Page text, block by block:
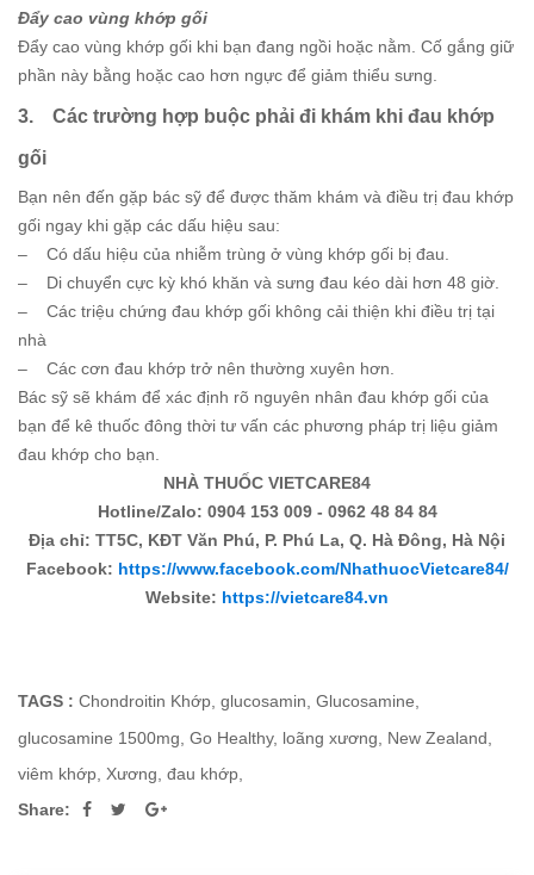
Đẩy cao vùng khớp gối
Đẩy cao vùng khớp gối khi bạn đang ngồi hoặc nằm. Cố gắng giữ
phần này bằng hoặc cao hơn ngực để giảm thiểu sưng.
3. Các trường hợp buộc phải đi khám khi đau khớp
gối
Bạn nên đến gặp bác sỹ để được thăm khám và điều trị đau khớp
gối ngay khi gặp các dấu hiệu sau:
– Có dấu hiệu của nhiễm trùng ở vùng khớp gối bị đau.
– Di chuyển cực kỳ khó khăn và sưng đau kéo dài hơn 48 giờ.
– Các triệu chứng đau khớp gối không cải thiện khi điều trị tại
nhà
– Các cơn đau khớp trở nên thường xuyên hơn.
Bác sỹ sẽ khám để xác định rõ nguyên nhân đau khớp gối của
bạn để kê thuốc đông thời tư vấn các phương pháp trị liệu giảm
đau khớp cho bạn.
NHÀ THUỐC VIETCARE84
Hotline/Zalo: 0904 153 009 - 0962 48 84 84
Địa chỉ: TT5C, KĐT Văn Phú, P. Phú La, Q. Hà Đông, Hà Nội
Facebook: https://www.facebook.com/NhathuocVietcare84/
Website: https://vietcare84.vn
TAGS : Chondroitin Khớp glucosamin Glucosamine
glucosamine 1500mg Go Healthy, loãng xương New Zealand
viêm khớp Xương đau khớp
Share: